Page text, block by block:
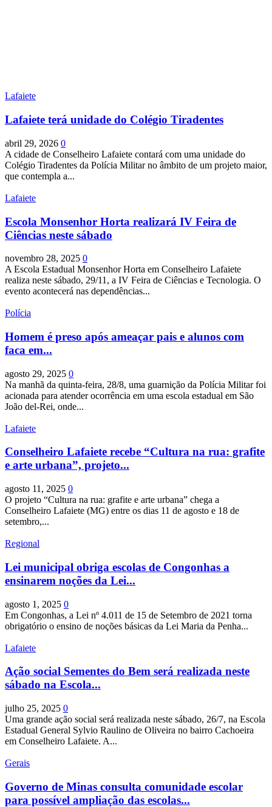
Lafaiete
Lafaiete terá unidade do Colégio Tiradentes
abril 29, 2026 0
A cidade de Conselheiro Lafaiete contará com uma unidade do
Colégio Tiradentes da Polícia Militar no âmbito de um projeto maior,
que contempla a...
Lafaiete
Escola Monsenhor Horta realizará IV Feira de
Ciências neste sábado
novembro 28, 2025 0
A Escola Estadual Monsenhor Horta em Conselheiro Lafaiete
realiza neste sábado, 29/11, a IV Feira de Ciências e Tecnologia. O
evento acontecerá nas dependências...
Polícia
Homem é preso após ameaçar pais e alunos com
faca em...
agosto 29, 2025 0
Na manhã da quinta-feira, 28/8, uma guarnição da Polícia Militar foi
acionada para atender ocorrência em uma escola estadual em São
João del-Rei, onde...
Lafaiete
Conselheiro Lafaiete recebe “Cultura na rua: grafite
e arte urbana”, projeto...
agosto 11, 2025 0
O projeto “Cultura na rua: grafite e arte urbana” chega a
Conselheiro Lafaiete (MG) entre os dias 11 de agosto e 18 de
setembro,...
Regional
Lei municipal obriga escolas de Congonhas a
ensinarem noções da Lei...
agosto 1, 2025 0
Em Congonhas, a Lei nº 4.011 de 15 de Setembro de 2021 torna
obrigatório o ensino de noções básicas da Lei Maria da Penha...
Lafaiete
Ação social Sementes do Bem será realizada neste
sábado na Escola...
julho 25, 2025 0
Uma grande ação social será realizada neste sábado, 26/7, na Escola
Estadual General Sylvio Raulino de Oliveira no bairro Cachoeira
em Conselheiro Lafaiete. A...
Gerais
Governo de Minas consulta comunidade escolar
para possível ampliação das escolas...